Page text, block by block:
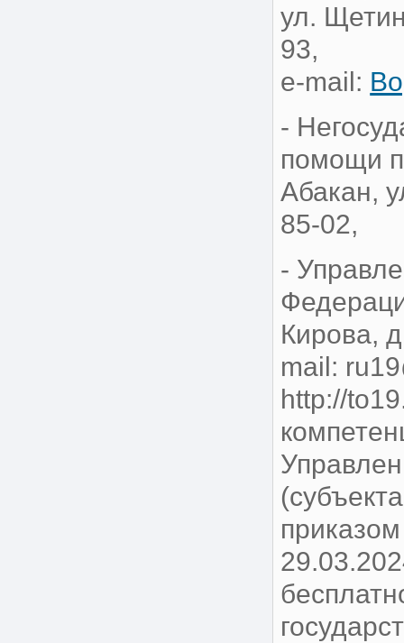
ул.
93,
е-mail:
-
помощи
Абакан,
85-
-
Кирова,
mail:
http://